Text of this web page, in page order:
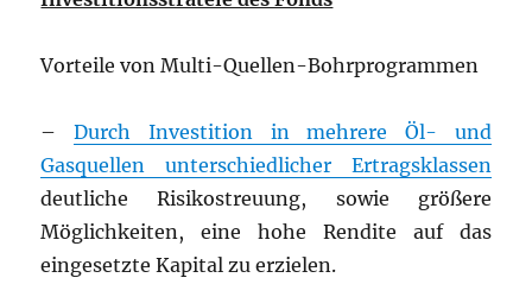
Vorteile von Multi-Quellen-Bohrprogrammen
–Durch Investition in mehrere Öl- und
Gasquellen unterschiedlicher Ertragsklassen
deutliche Risikostreuung, sowie größere
Möglichkeiten, eine hohe Rendite auf das
eingesetzte Kapital zu erzielen.